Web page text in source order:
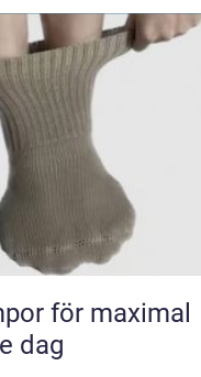
för maximal
dag